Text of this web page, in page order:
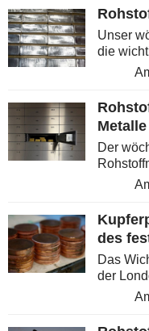
Unser
die
Metallen
Der
die
des
Das
der London
13.463